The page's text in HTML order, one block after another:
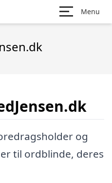
Menu
og
til ordblinde, deres